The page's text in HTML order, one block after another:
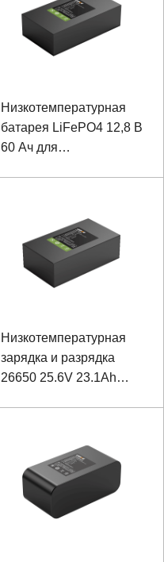
Низкотемпературная
батарея LiFePO4 12,8 В
60 Ач для
Низкотемпературная
зарядка и разрядка
26650 25.6V 23.1Ah